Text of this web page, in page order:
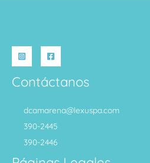
Contáctanos
dcamarena@lexuspa.com
390-2445
390-2446